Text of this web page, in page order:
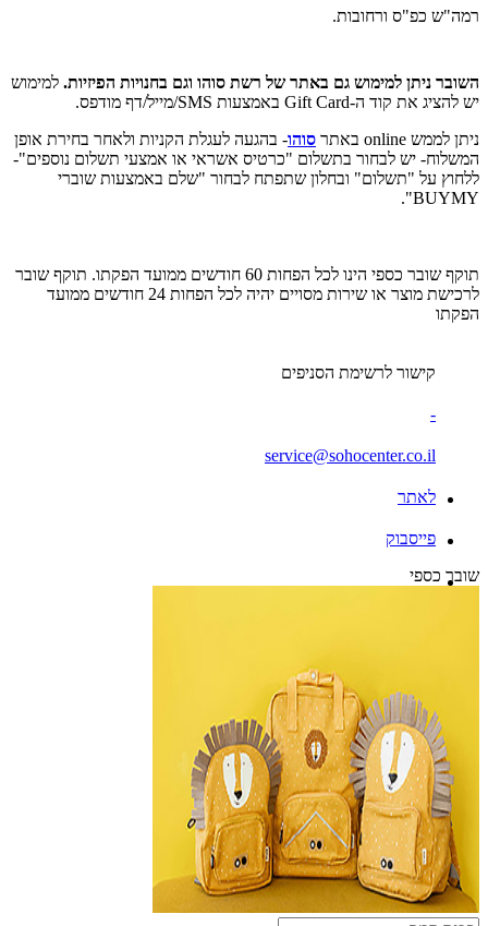
רמה"ש כפ"ס ורחובות.
השובר ניתן למימוש גם באתר של רשת סוהו וגם בחנויות הפיזיות. למימוש
יש להציג את קוד ה-Gift Card באמצעות SMS/מייל/דף מודפס.
ניתן לממש online באתר
סוהו- בהגעה לעגלת הקניות ולאחר בחירת אופן
המשלוח- יש לבחור בתשלום "כרטיס אשראי או אמצעי תשלום נוספים"-
ללחוץ על "תשלום" ובחלון שתפתח לבחור "שלם באמצעות שוברי
BUYMY".
תוקף שובר כספי הינו לכל הפחות 60 חודשים ממועד הפקתו. תוקף שובר
לרכישת מוצר או שירות מסויים יהיה לכל הפחות 24 חודשים ממועד
הפקתו
קישור לרשימת הסניפים
-
service@sohocenter.co.il
לאתר
פייסבוק
שובר כספי